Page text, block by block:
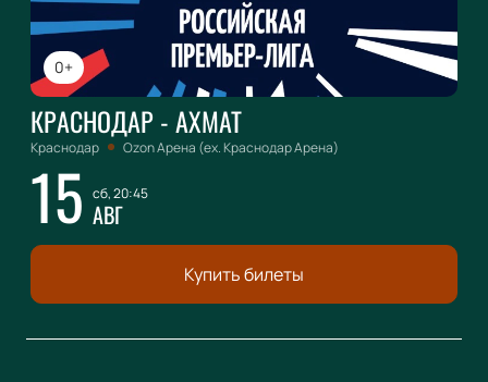
0+
КРАСНОДАР - АХМАТ
Краснодар Ozon Арена (ex. Краснодар Арена)
15 сб, 20:45
АВГ
Купить билеты